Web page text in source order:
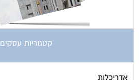
קטגוריות עסקים
אדריכלות